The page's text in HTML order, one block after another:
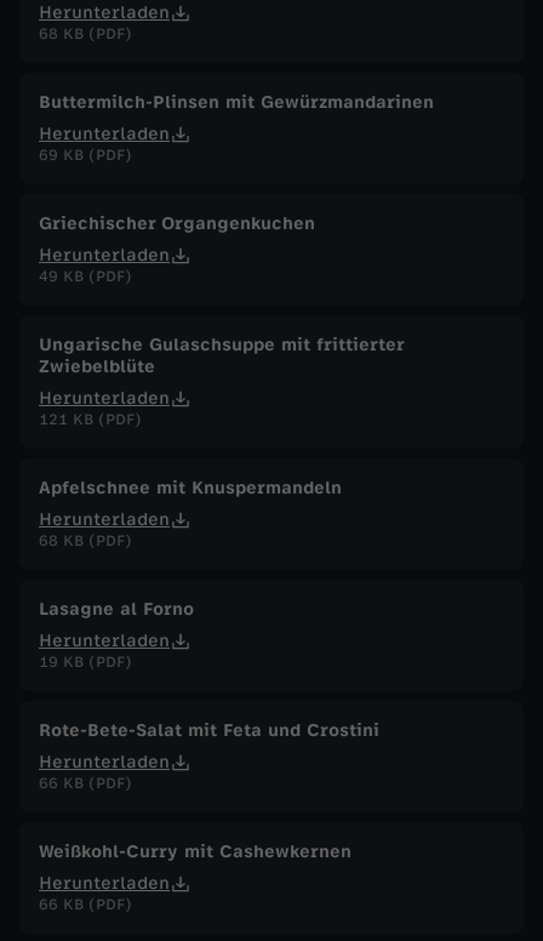
Herunterladen
68 KB (PDF)
Buttermilch-Plinsen mit Gewürzmandarinen
Herunterladen
69 KB (PDF)
Griechischer Organgenkuchen
Herunterladen
49 KB (PDF)
Ungarische Gulaschsuppe mit frittierter
Zwiebelblüte
Herunterladen
121 KB (PDF)
Apfelschnee mit Knuspermandeln
Herunterladen
68 KB (PDF)
Lasagne al Forno
Herunterladen
19 KB (PDF)
Rote-Bete-Salat mit Feta und Crostini
Herunterladen
66 KB (PDF)
Weißkohl-Curry mit Cashewkernen
Herunterladen
66 KB (PDF)